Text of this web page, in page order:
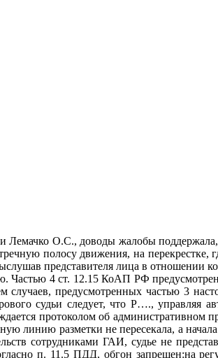
Лемачко О.С., доводы жалобы
полосу движения, на перекрестке,
представителя лица в отношении
4 ст. 12.15 КоАП РФ
предусмотренных частью 3
судьи следует, что Р…., управляя
протоколом об
линию разметки не пересекала, а
сотрудниками ГАИ, судье не
п. 11.5 ПДД, обгон запрещен:на